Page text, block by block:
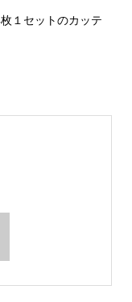
１セットのカッテ